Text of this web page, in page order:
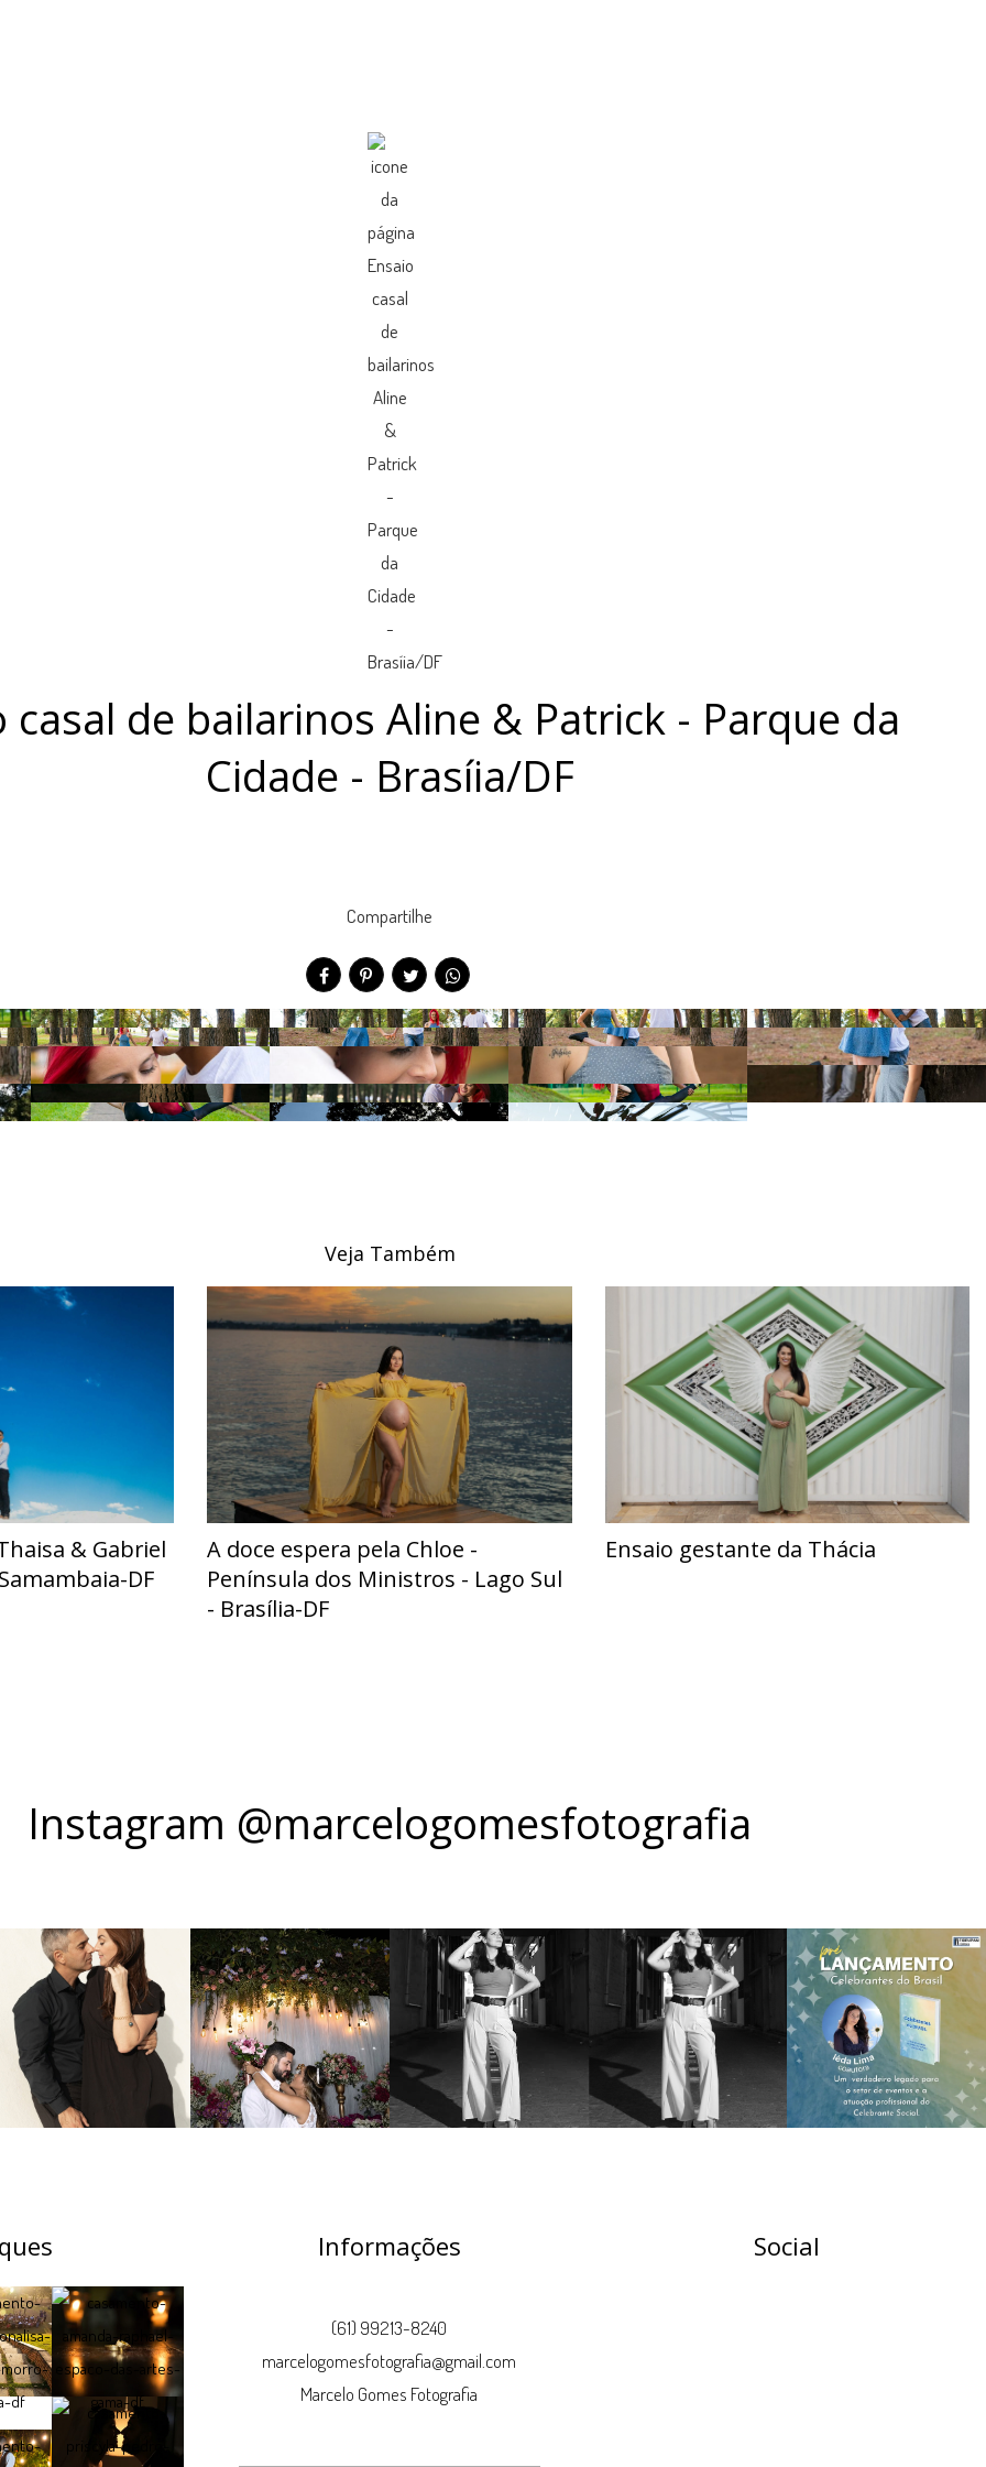
casal de bailarinos Aline & Patrick - Parque da
Cidade - Brasíia/DF
Compartilhe
Veja Também
& Gabriel
DF
A doce espera pela Chloe -
Península dos Ministros - Lago Sul
- Brasília-DF
Ensaio gestante da Thácia
Instagram @marcelogomesfotografia
Informações
(61) 99213-8240
marcelogomesfotografia@gmail.com
Marcelo Gomes Fotografia
Social